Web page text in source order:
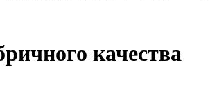
качества